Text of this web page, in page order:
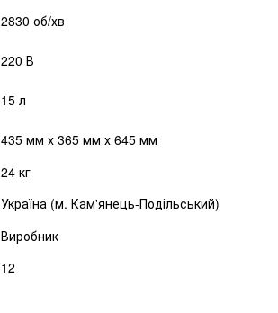
2830 об/хв
220 В
15 л
435 мм х 365 мм х 645 мм
24 кг
Україна (м. Кам'янець-Подільський)
Виробник
12